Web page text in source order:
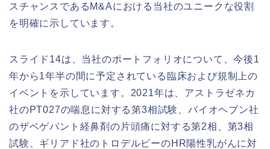
スチャンスであるM&Aにおける当社のユニークな役割
を明確に示しています。
スライド14は、当社のポートフォリオについて、今後1
年から1年半の間に予定されている臨床および規制上の
イベントを示しています。2021年は、アストラゼネカ
社のPT027の喘息に対する第3相試験、バイオヘブン社
のザベゲパント経鼻剤の片頭痛に対する第2相、第3相
試験、ギリアド社のトロデルビーのHR陽性乳がんに対